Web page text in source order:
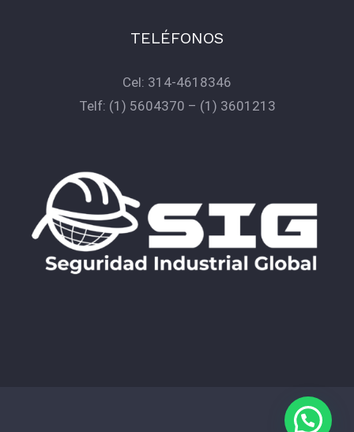
TELÉFONOS
Cel: 314-4618346
Telf: (1) 5604370 – (1) 3601213